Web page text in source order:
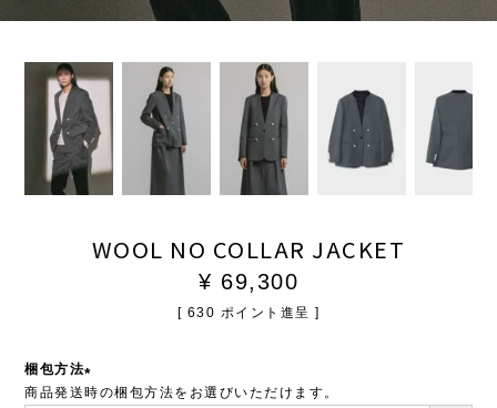
WOOL NO COLLAR JACKET
¥ 69,300
[ 630 ポイント進呈 ]
梱包方法
(必
商品発送時の梱包方法をお選びいただけます。